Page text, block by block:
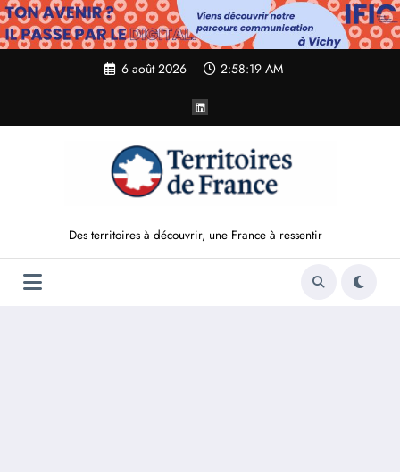
Aller
au
contenu
6 août 2026 2:58:21 AM
Des territoires à découvrir, une France à ressentir